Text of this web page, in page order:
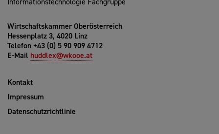
Wirtschaftskammer Oberösterreich
Hessenplatz 3, 4020 Linz
Telefon +43 (0) 5 90 909 4712
E-Mail huddlex@wkooe.at
Kontakt
Impressum
Datenschutzrichtlinie